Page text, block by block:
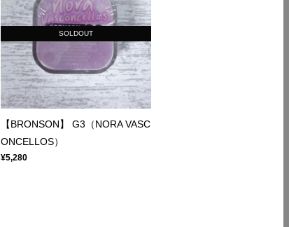
SOLDOUT
【BRONSON】 G3（NORA VASC
ONCELLOS）
¥5,280